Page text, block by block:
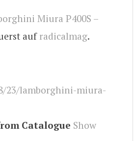
Miura P400S –
auf radicalmag.
23/lamborghini-miura-
Catalogue Show